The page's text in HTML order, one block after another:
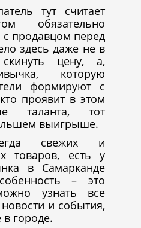
тут считает
обязательно
с продавцом перед
здесь даже не в
цену, а,
которую
формируют с
проявит в этом
таланта, тот
выигрыше.
свежих и
товаров, есть у
в Самарканде
– это
узнать все
и события,
городе.